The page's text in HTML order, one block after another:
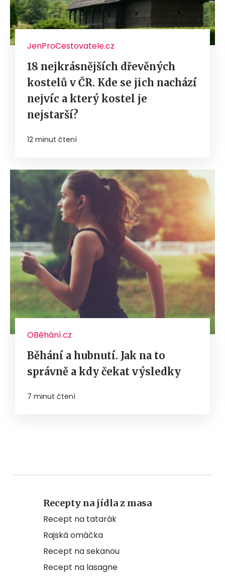
JenProCestovatele.cz
18 nejkrásnějších dřevěných
kostelů v ČR. Kde se jich nachází
nejvíc a který kostel je
nejstarší?
12 minut čtení
OBěhání.cz
Běhání a hubnutí. Jak na to
správně a kdy čekat výsledky
7 minut čtení
Recepty na jídla z masa
Recept na tatarák
Rajská omáčka
Recept na sekanou
Recept na lasagne